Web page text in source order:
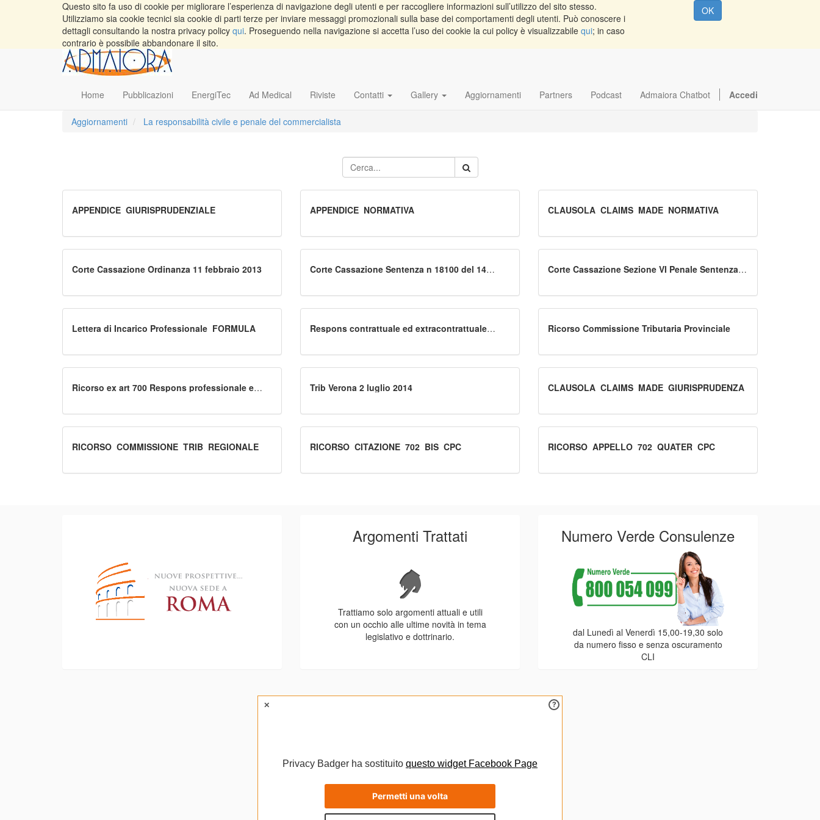
Questo sito fa uso di cookie per migliorare l’esperienza di navigazione degli utenti e per raccogliere informazioni sull’utilizzo del sito stesso.
Utilizziamo sia cookie tecnici sia cookie di parti terze per inviare messaggi promozionali sulla base dei comportamenti degli utenti. Può conoscere i
dettagli consultando la nostra privacy policy qui. Proseguendo nella navigazione si accetta l’uso dei cookie la cui policy è visualizzabile qui; in caso
contrario è possibile abbandonare il sito.
OK
Home Pubblicazioni EnergiTec Ad Medical Riviste Contatti Gallery Aggiornamenti Partners Podcast Admaiora Chatbot Accedi
Aggiornamenti La responsabilità civile e penale del commercialista
APPENDICE_GIURISPRUDENZIALE APPENDICE_NORMATIVA CLAUSOLA_CLAIMS_MADE_NORMATIVA
Corte Cassazione Ordinanza 11 febbraio 2013 Corte Cassazione Sentenza n 18100 del 14 Corte Cassazione Sezione VI Penale Sentenza n
Lettera di Incarico Professionale_FORMULA Respons contrattuale ed extracontrattuale Ricorso Commissione Tributaria Provinciale
Ricorso ex art 700 Respons professionale e Trib Verona 2 luglio 2014 CLAUSOLA_CLAIMS_MADE_GIURISPRUDENZA_CASSAZIONE
RICORSO_COMMISSIONE_TRIB_REGIONALE RICORSO_CITAZIONE_702_BIS_CPC RICORSO_APPELLO_702_QUATER_CPC
Argomenti Trattati
Trattiamo solo argomenti attuali e utili
con un occhio alle ultime novità in tema
legislativo e dottrinario.
Numero Verde Consulenze
dal Lunedì al Venerdì 15,00-19,30 solo
da numero fisso e senza oscuramento
CLI